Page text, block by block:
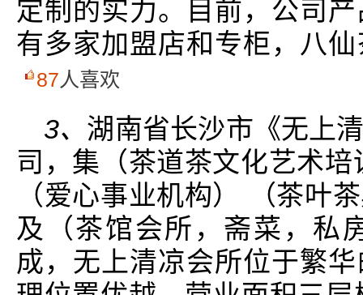
定制的实力。目前，公司
有多家加盟店和专柜，八
87人喜欢
3、 湖南省长沙市《无上
司，集（茶道茶文化艺术
（爱心事业机构） （茶叶
及（茶馆会所，斋菜，私
成，无上清凉会所位于繁